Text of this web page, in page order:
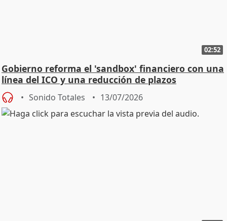
02:52
Gobierno reforma el 'sandbox' financiero con una
línea del ICO y una reducción de plazos
Sonido Totales 13/07/2026